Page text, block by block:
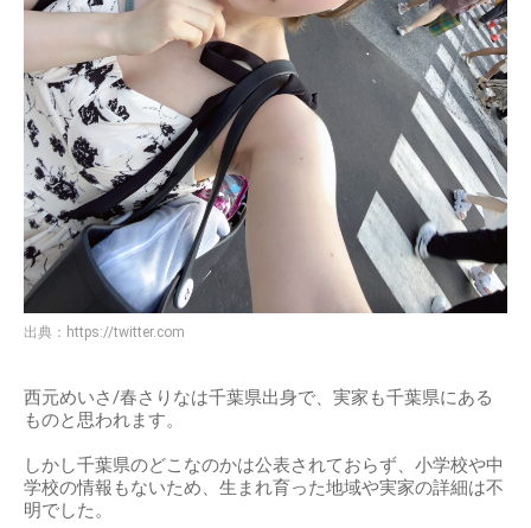
出典： https://twitter.com
西元めいさ/春さりなは千葉県出身で、実家も千葉県にある
ものと思われます。
しかし千葉県のどこなのかは公表されておらず、小学校や中
学校の情報もないため、生まれ育った地域や実家の詳細は不
明でした。